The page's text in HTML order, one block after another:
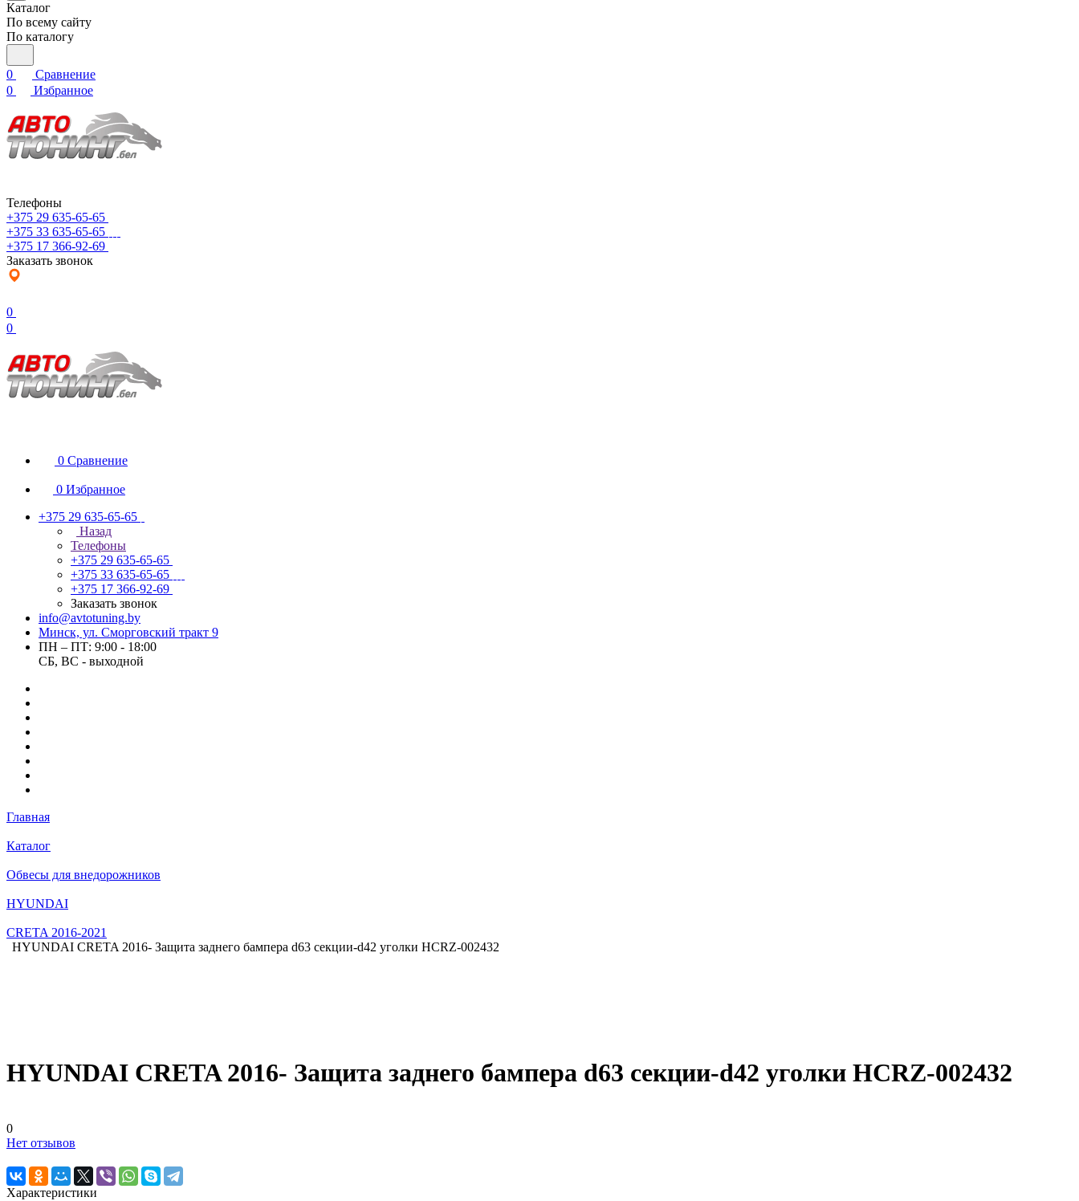
Каталог
По всему сайту
По каталогу
0
Сравнение
0
Избранное
Телефоны
+375 29 635-65-65
+375 33 635-65-65
+375 17 366-92-69
Заказать звонок
0
0
0 Сравнение
0 Избранное
+375 29 635-65-65
Назад
Телефоны
+375 29 635-65-65
+375 33 635-65-65
+375 17 366-92-69
Заказать звонок
info@avtotuning.by
Минск, ул. Сморговский тракт 9
ПН – ПТ: 9:00 - 18:00
СБ, ВС - выходной
Главная
Каталог
Обвесы для внедорожников
HYUNDAI
CRETA 2016-2021
HYUNDAI CRETA 2016- Защита заднего бампера d63 секции-d42 уголки HCRZ-002432
HYUNDAI CRETA 2016- Защита заднего бампера d63 секции-d42 уголки HCRZ-002432
0
Нет отзывов
Характеристики